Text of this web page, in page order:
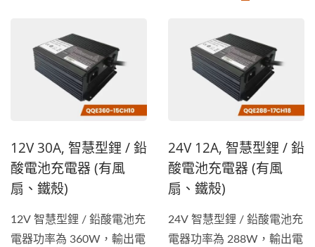
12V 30A, 智慧型鋰 / 鉛
酸電池充電器 (有風
扇、鐵殼)
12V 智慧型鋰 / 鉛酸電池充
電器功率為 360W，輸出電
24V 12A, 智慧型鋰 / 鉛
酸電池充電器 (有風
扇、鐵殼)
24V 智慧型鋰 / 鉛酸電池充
電器功率為 288W，輸出電